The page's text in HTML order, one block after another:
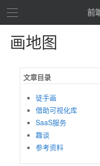
前
画地图
徒手画
借助可视化库
SaaS服务
趣谈
参考资料